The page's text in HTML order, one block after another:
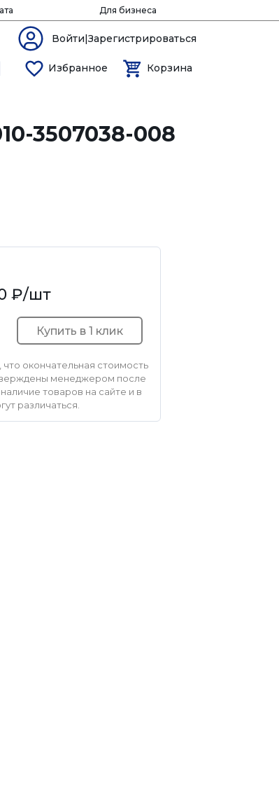
Для бизнеса
Войти|Зарегистрироваться
Избранное Корзина
3507038-008
₽/шт
Купить в 1 клик
окончательная стоимость
менеджером после
товаров на сайте и в
различаться.